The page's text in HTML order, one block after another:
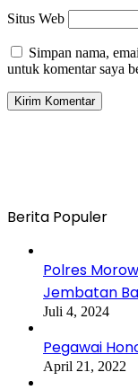
Situs Web
Simpan nama,
untuk komentar saya
Berita Populer
Polres
Jembatan
Juli 4, 2024
Pegawai
April 21, 2022